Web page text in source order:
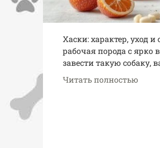
Хаски: характер, уход
рабочая порода с
завести такую собаку,
Читать полностью